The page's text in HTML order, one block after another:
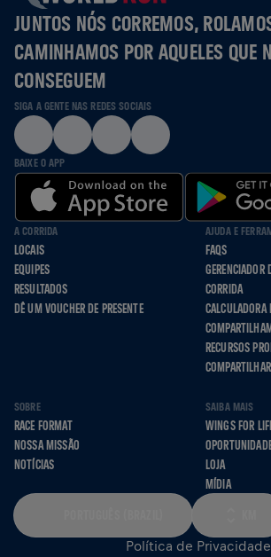
JUNTOS NÓS CORREMOS,
CAMINHAMOS POR AQUELES QUE
CONSEGUEM
SIGA A GENTE NAS REDES SOCIAIS
BAIXE O APP
A CORRIDA
LOCAIS
EQUIPES
RESULTADOS
DÊ UM VOUCHER DE PRESENTE
AJUDA E
FAQS
GERENCIADOR
CORRIDA
CALCULADORA
RECURSOS
SOBRE
RACE FORMAT
NOSSA MISSÃO
NOTÍCIAS
SAIBA MAIS
WINGS FOR
LOJA
MÍDIA
Política de Privacidade